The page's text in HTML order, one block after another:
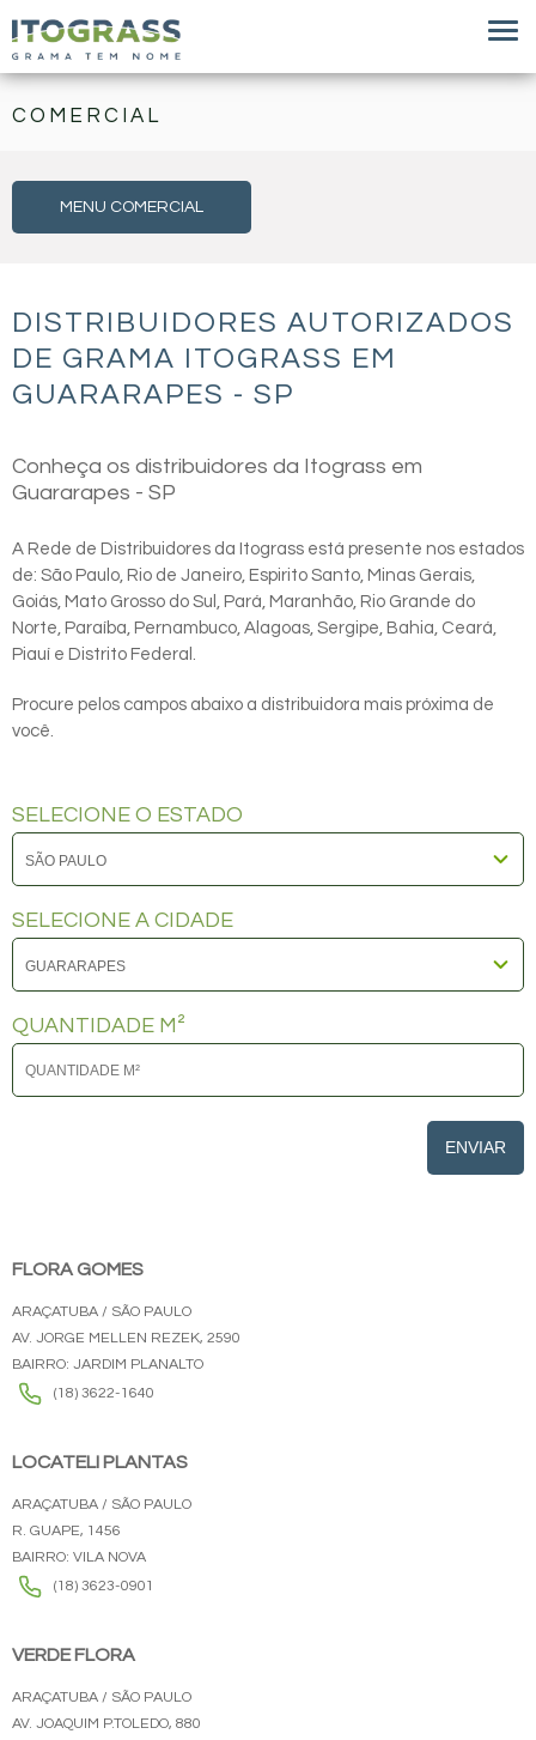
COMERCIAL
MENU COMERCIAL
DISTRIBUIDORES AUTORIZADOS
DE GRAMA ITOGRASS EM
GUARARAPES - SP
Conheça os distribuidores da Itograss em
Guararapes - SP
A Rede de Distribuidores da Itograss está presente nos estados
de: São Paulo, Rio de Janeiro, Espirito Santo, Minas Gerais,
Goiás, Mato Grosso do Sul, Pará, Maranhão, Rio Grande do
Norte, Paraíba, Pernambuco, Alagoas, Sergipe, Bahia, Ceará,
Piauí e Distrito Federal.
Procure pelos campos abaixo a distribuidora mais próxima de
você.
SELECIONE O ESTADO
SELECIONE A CIDADE
QUANTIDADE M²
ENVIAR
FLORA GOMES
ARAÇATUBA / SÃO PAULO
AV. JORGE MELLEN REZEK, 2590
BAIRRO: JARDIM PLANALTO
(18) 3622-1640
LOCATELI PLANTAS
ARAÇATUBA / SÃO PAULO
R. GUAPE, 1456
BAIRRO: VILA NOVA
(18) 3623-0901
VERDE FLORA
ARAÇATUBA / SÃO PAULO
AV. JOAQUIM P.TOLEDO, 880